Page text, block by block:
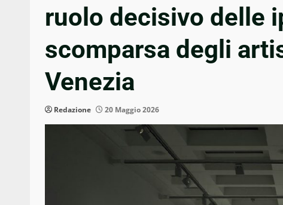
ruolo decisivo delle
scomparsa degli
Venezia
Redazione 20 Maggio 2026